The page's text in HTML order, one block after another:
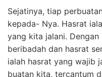
Sejatinya, tiap
kepada- Nya. Hasrat
yang kita jalani.
beribadah dan hasrat
ialah hasrat yang wajib
buatan kita, tercantum